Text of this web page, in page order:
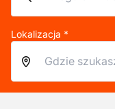
Lokalizacja *